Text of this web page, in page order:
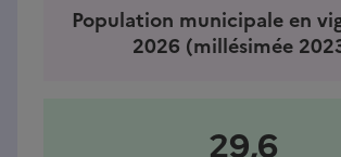
Population municipale en
2026 (millésimée
29,6